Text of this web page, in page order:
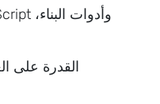
القدرة على